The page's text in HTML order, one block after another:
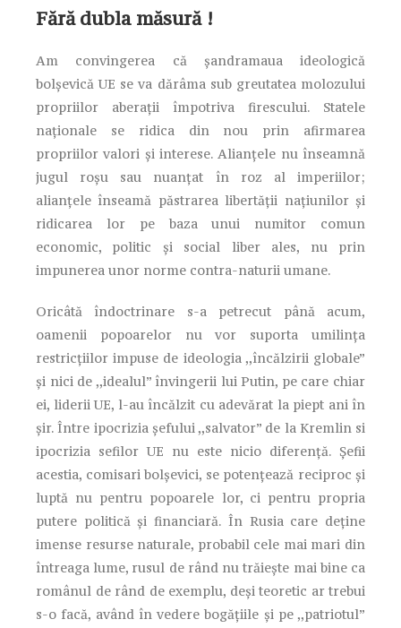
Fără dubla măsură !
Am convingerea că șandramaua ideologică
bolșevică UE se va dărâma sub greutatea molozului
propriilor aberații împotriva firescului. Statele
naționale se ridica din nou prin afirmarea
propriilor valori și interese. Alianțele nu înseamnă
jugul roșu sau nuanțat în roz al imperiilor;
alianțele înseamă păstrarea libertății națiunilor și
ridicarea lor pe baza unui numitor comun
economic, politic și social liber ales, nu prin
impunerea unor norme contra-naturii umane.
Oricâtă îndoctrinare s-a petrecut până acum,
oamenii popoarelor nu vor suporta umilința
restricțiilor impuse de ideologia ,,încălzirii globale”
și nici de ,,idealul” învingerii lui Putin, pe care chiar
ei, liderii UE, l-au încălzit cu adevărat la piept ani în
șir. Între ipocrizia șefului ,,salvator” de la Kremlin si
ipocrizia sefilor UE nu este nicio diferență. Șefii
acestia, comisari bolșevici, se potențează reciproc și
luptă nu pentru popoarele lor, ci pentru propria
putere politică și financiară. În Rusia care deține
imense resurse naturale, probabil cele mai mari din
întreaga lume, rusul de rând nu trăiește mai bine ca
românul de rând de exemplu, deși teoretic ar trebui
s-o facă, având în vedere bogățiile și pe ,,patriotul”